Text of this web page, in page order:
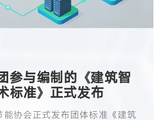
参与编制的《建筑智
标准》正式发布
能协会正式发布团体标准《建筑